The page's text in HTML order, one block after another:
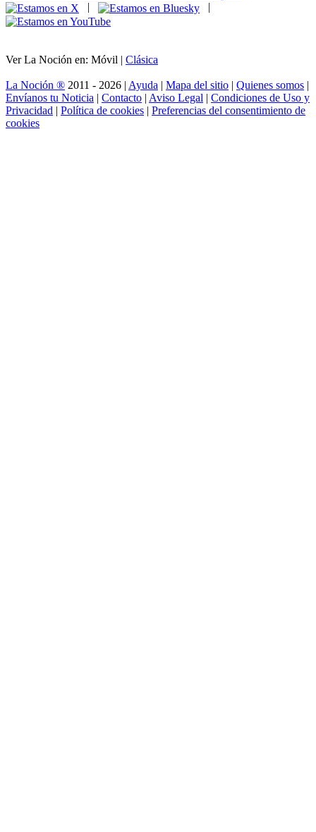
|
|
Ver La Noción en: Móvil | Clásica
La Noción ® 2011 - 2026 | Ayuda | Mapa del sitio | Quienes somos |
Envíanos tu Noticia | Contacto | Aviso Legal | Condiciones de Uso y
Privacidad | Política de cookies | Preferencias del consentimiento de
cookies